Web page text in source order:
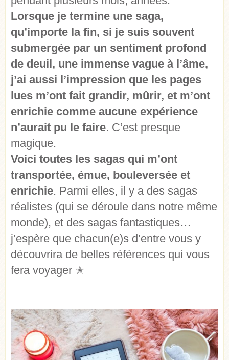
Lorsque je termine une saga,
qu’importe la fin, si je suis souvent
submergée par un sentiment profond
de deuil, une immense vague à l’âme,
j’ai aussi l’impression que les pages
lues m’ont fait grandir, mûrir, et m’ont
enrichie comme aucune expérience
n’aurait pu le faire. C’est presque
magique.
Voici toutes les sagas qui m’ont
transportée, émue, bouleversée et
enrichie. Parmi elles, il y a des sagas
réalistes (qui se déroule dans notre même
monde), et des sagas fantastiques…
j’espère que chacun(e)s d’entre vous y
découvrira de belles références qui vous
fera voyager ✭